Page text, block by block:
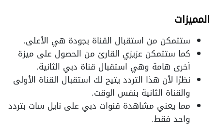
المميزات
ستتمكن من استقبال القناة بجودة هي الأعلى.
كما ستتمكن عزيزي القارئ من الحصول على ميزة
أخرى هامة وهي استقبال قناة دبي الثانية.
نظرًا لأن هذا التردد يتيح لك استقبال القناة الأولى
والقناة الثانية بنفس الوقت.
مما يعني مشاهدة قنوات دبي على نايل سات بتردد
واحد فقط.